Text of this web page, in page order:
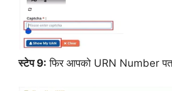
स्टेप 9: फिर आपको URN Number